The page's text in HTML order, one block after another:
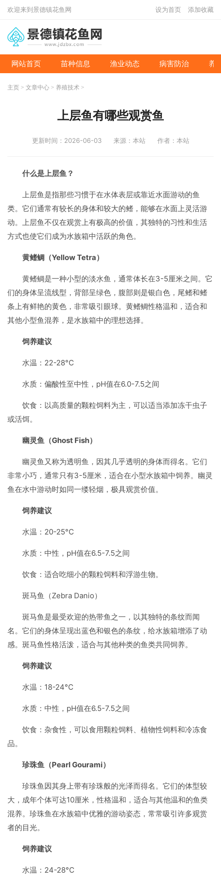
欢迎来到景德镇花鱼网 设为首页 添加收藏
网站首页 苗种信息 渔业动态 病害防治 养
主页 > 文章中心 > 养殖技术 >
上层鱼有哪些观赏鱼
更新时间：2026-06-03 来源：本站 作者：本站
什么是上层鱼？
上层鱼是指那些习惯于在水体表层或靠近水面游动的鱼
类。它们通常有较长的身体和较大的鳍，能够在水面上灵活游
动。上层鱼不仅在观赏上有极高的价值，其独特的习性和生活
方式也使它们成为水族箱中活跃的角色。
黄鳍鲷（Yellow Tetra）
黄鳍鲷是一种小型的淡水鱼，通常体长在3-5厘米之间。它
们的身体呈流线型，背部呈绿色，腹部则是银白色，尾鳍和鳍
条上有鲜艳的黄色，非常吸引眼球。黄鳍鲷性格温和，适合和
其他小型鱼混养，是水族箱中的理想选择。
饲养建议
水温：22-28°C
水质：偏酸性至中性，pH值在6.0-7.5之间
饮食：以高质量的颗粒饲料为主，可以适当添加冻干虫子
或活饵。
幽灵鱼（Ghost Fish）
幽灵鱼又称为透明鱼，因其几乎透明的身体而得名。它们
非常小巧，通常只有3-5厘米，适合在小型水族箱中饲养。幽灵
鱼在水中游动时如同一缕轻烟，极具观赏价值。
饲养建议
水温：20-25°C
水质：中性，pH值在6.5-7.5之间
饮食：适合吃细小的颗粒饲料和浮游生物。
斑马鱼（Zebra Danio）
斑马鱼是最受欢迎的热带鱼之一，以其独特的条纹而闻
名。它们的身体呈现出蓝色和银色的条纹，给水族箱增添了动
感。斑马鱼性格活泼，适合与其他种类的鱼类共同饲养。
饲养建议
水温：18-24°C
水质：中性，pH值在6.5-7.5之间
饮食：杂食性，可以食用颗粒饲料、植物性饲料和冷冻食
品。
珍珠鱼（Pearl Gourami）
珍珠鱼因其身上带有珍珠般的光泽而得名。它们的体型较
大，成年个体可达10厘米，性格温和，适合与其他温和的鱼类
混养。珍珠鱼在水族箱中优雅的游动姿态，常常吸引许多观赏
者的目光。
饲养建议
水温：24-28°C